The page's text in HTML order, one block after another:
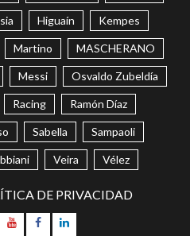
Higuaín Kempes
Martino MASCHERANO
Messi Osvaldo Zubeldía
Racing Ramón Díaz
Sabella Sampaoli
Veira Vélez
DE PRIVACIDAD
Youtube
Facebook
LinkedIn